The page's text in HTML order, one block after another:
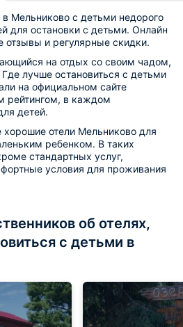
в Мельниково с детьми недорого
для остановки с детьми. Онлайн
отзывы и регулярные скидки.
на отдых со своим чадом,
лучше остановиться с детьми
на официальном сайте
рейтингом, в каждом
детей.
хорошие отели Мельниково для
ребенком. В таких
стандартных услуг,
условия для проживания
об отелях,
с детьми в